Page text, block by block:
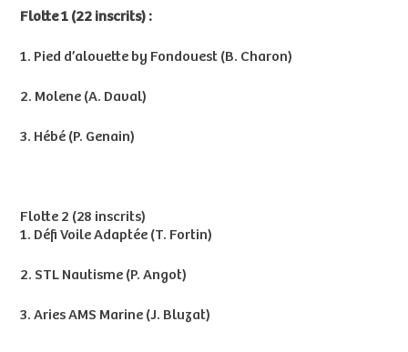
Flotte 1 (22 inscrits) :
1. Pied d’alouette by Fondouest (B. Charon)
2. Molene (A. Daval)
3. Hébé (P. Genain)
Flotte 2 (28 inscrits)
1. Défi Voile Adaptée (T. Fortin)
2. STL Nautisme (P. Angot)
3. Aries AMS Marine (J. Bluzat)